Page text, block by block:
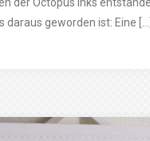
daraus geworden ist: Eine […]